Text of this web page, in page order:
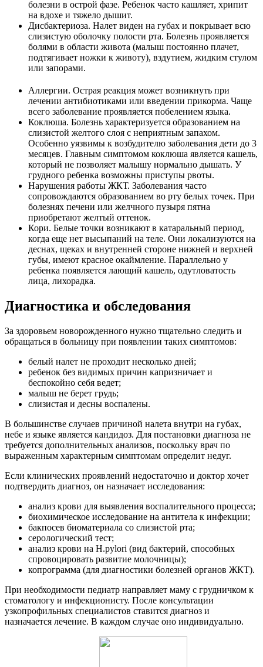
болезни в острой фазе. Ребенок часто кашляет, хрипит
на вдохе и тяжело дышит.
Дисбактериоза. Налет виден на губах и покрывает всю
слизистую оболочку полости рта. Болезнь проявляется
болями в области живота (малыш постоянно плачет,
подтягивает ножки к животу), вздутием, жидким стулом
или запорами.
Аллергии. Острая реакция может возникнуть при
лечении антибиотиками или введении прикорма. Чаще
всего заболевание проявляется побелением языка.
Коклюша. Болезнь характеризуется образованием на
слизистой желтого слоя с неприятным запахом.
Особенно уязвимы к возбудителю заболевания дети до 3
месяцев. Главным симптомом коклюша является кашель,
который не позволяет малышу нормально дышать. У
грудного ребенка возможны приступы рвоты.
Нарушения работы ЖКТ. Заболевания часто
сопровождаются образованием во рту белых точек. При
болезнях печени или желчного пузыря пятна
приобретают желтый оттенок.
Кори. Белые точки возникают в катаральный период,
когда еще нет высыпаний на теле. Они локализуются на
деснах, щеках и внутренней стороне нижней и верхней
губы, имеют красное окаймление. Параллельно у
ребенка появляется лающий кашель, одутловатость
лица, лихорадка.
Диагностика и обследования
За здоровьем новорожденного нужно тщательно следить и
обращаться в больницу при появлении таких симптомов:
белый налет не проходит несколько дней;
ребенок без видимых причин капризничает и
беспокойно себя ведет;
малыш не берет грудь;
слизистая и десны воспалены.
В большинстве случаев причиной налета внутри на губах,
небе и языке является кандидоз. Для постановки диагноза не
требуется дополнительных анализов, поскольку врач по
выраженным характерным симптомам определит недуг.
Если клинических проявлений недостаточно и доктор хочет
подтвердить диагноз, он назначает исследования:
анализ крови для выявления воспалительного процесса;
биохимическое исследование на антитела к инфекции;
бакпосев биоматериала со слизистой рта;
серологический тест;
анализ крови на H.pylori (вид бактерий, способных
спровоцировать развитие молочницы);
копрограмма (для диагностики болезней органов ЖКТ).
При необходимости педиатр направляет маму с грудничком к
стоматологу и инфекционисту. После консультации
узкопрофильных специалистов ставится диагноз и
назначается лечение. В каждом случае оно индивидуально.